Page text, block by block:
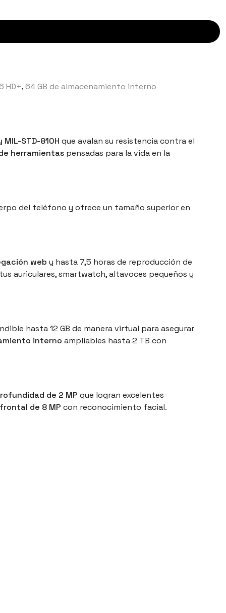
HD+,64 GB de almacenamiento interno
MIL-STD-810H que avalan su resistencia contra el
herramientas pensadas para la vida en la
del teléfono y ofrece un tamaño superior en
web y hasta 7,5 horas de reproducción de
auriculares, smartwatch, altavoces pequeños y
hasta 12 GB de manera virtual para asegurar
interno ampliables hasta 2 TB con
de 2 MP que logran excelentes
de 8 MP con reconocimiento facial.